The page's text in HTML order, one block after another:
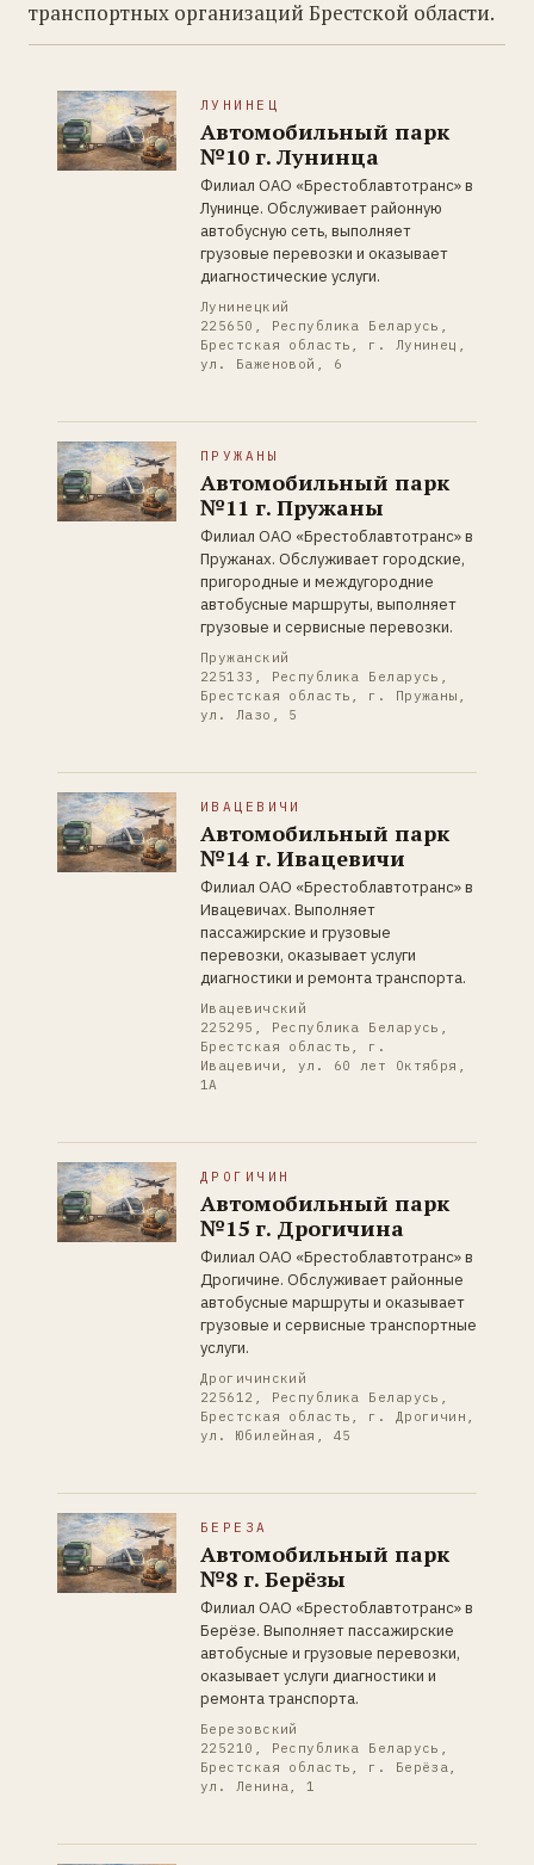
транспортных организаций Брестской области.
ЛУНИНЕЦ
Автомобильный парк
№10 г. Лунинца
Филиал ОАО «Брестоблавтотранс» в
Лунинце. Обслуживает районную
автобусную сеть, выполняет
грузовые перевозки и оказывает
диагностические услуги.
Лунинецкий
225650, Республика Беларусь,
Брестская область, г. Лунинец,
ул. Баженовой, 6
ПРУЖАНЫ
Автомобильный парк
№11 г. Пружаны
Филиал ОАО «Брестоблавтотранс» в
Пружанах. Обслуживает городские,
пригородные и междугородние
автобусные маршруты, выполняет
грузовые и сервисные перевозки.
Пружанский
225133, Республика Беларусь,
Брестская область, г. Пружаны,
ул. Лазо, 5
ИВАЦЕВИЧИ
Автомобильный парк
№14 г. Ивацевичи
Филиал ОАО «Брестоблавтотранс» в
Ивацевичах. Выполняет
пассажирские и грузовые
перевозки, оказывает услуги
диагностики и ремонта транспорта.
Ивацевичский
225295, Республика Беларусь,
Брестская область, г.
Ивацевичи, ул. 60 лет Октября,
1А
ДРОГИЧИН
Автомобильный парк
№15 г. Дрогичина
Филиал ОАО «Брестоблавтотранс» в
Дрогичине. Обслуживает районные
автобусные маршруты и оказывает
грузовые и сервисные транспортные
услуги.
Дрогичинский
225612, Республика Беларусь,
Брестская область, г. Дрогичин,
ул. Юбилейная, 45
БЕРЕЗА
Автомобильный парк
№8 г. Берёзы
Филиал ОАО «Брестоблавтотранс» в
Берёзе. Выполняет пассажирские
автобусные и грузовые перевозки,
оказывает услуги диагностики и
ремонта транспорта.
Березовский
225210, Республика Беларусь,
Брестская область, г. Берёза,
ул. Ленина, 1